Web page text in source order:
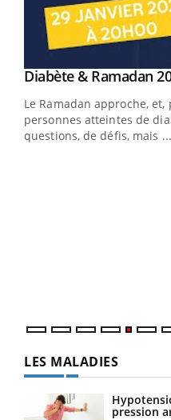
Youtube
Diabète & Ramadan
Le Ramadan approche,
personnes atteintes de
questions, de défis, mais ...
LES MALADIES
pression